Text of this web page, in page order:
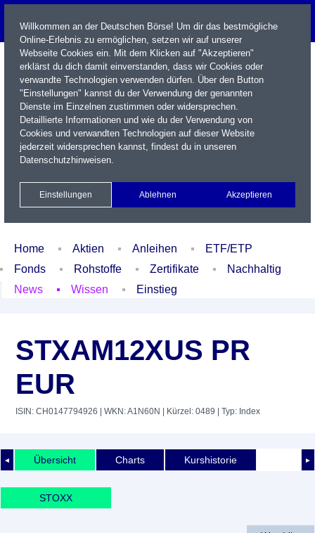
Name / WKN / ISIN / Kürzel
Xetra Realtime
Watchlist Portfolio Login
Home Aktien Anleihen
ETF/ETP
Fonds
Rohstoffe Zertifikate
Nachhaltig
News
Wissen Einstieg
STXAM12XUS PR
EUR
ISIN: CH0147794926 | WKN: A1N60N | Kürzel: 0489 | Typ: Index
◄ ►
Übersicht Charts Kurshistorie
STOXX
Willkommen an der Deutschen Börse! Um dir das bestmögliche
Online-Erlebnis zu ermöglichen, setzen wir auf unserer
Webseite Cookies ein. Mit dem Klicken auf "Akzeptieren"
erklärst du dich damit einverstanden, dass wir Cookies oder
verwandte Technologien verwenden dürfen. Über den Button
"Einstellungen" kannst du der Verwendung der genannten
Dienste im Einzelnen zustimmen oder widersprechen.
Detaillierte Informationen und wie du der Verwendung von
Cookies und verwandten Technologien auf dieser Website
jederzeit widersprechen kannst, findest du in unseren
Datenschutzhinweisen.
Einstellungen Ablehnen Akzeptieren